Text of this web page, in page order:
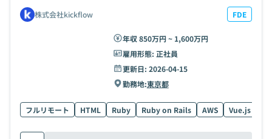
株式会社kickflow FDE
年収 850万円 ~ 1,600万円
雇用形態: 正社員
更新日: 2026-04-15
勤務地:東京都
フルリモート HTML Ruby Ruby on Rails AWS Vue.js